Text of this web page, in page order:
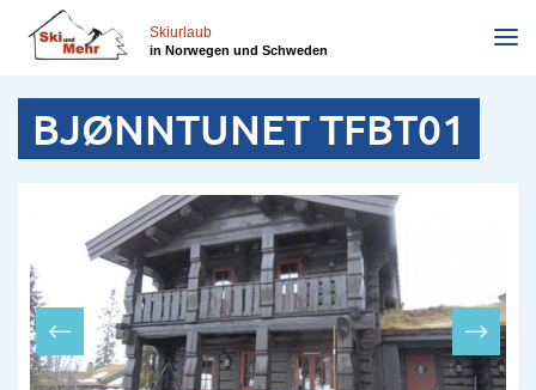
zum
Inhalt
Skiurlaub
in Norwegen und Schweden
BJØNNTUNET TFBT01